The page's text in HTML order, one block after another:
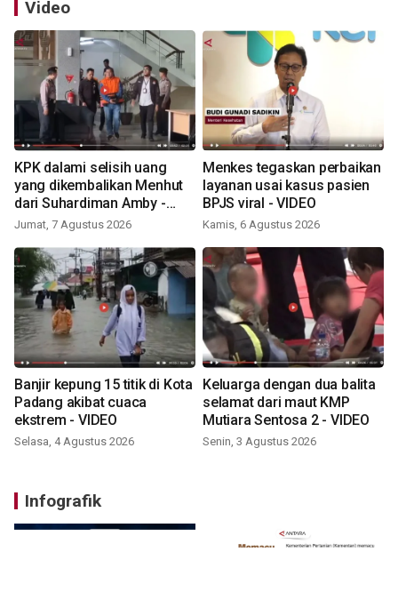
Video
KPK dalami selisih uang
yang dikembalikan Menhut
dari Suhardiman Amby -
VIDEO
Jumat, 7 Agustus 2026
Menkes tegaskan perbaikan
layanan usai kasus pasien
BPJS viral - VIDEO
Kamis, 6 Agustus 2026
Banjir kepung 15 titik di Kota
Padang akibat cuaca
ekstrem - VIDEO
Selasa, 4 Agustus 2026
Keluarga dengan dua balita
selamat dari maut KMP
Mutiara Sentosa 2 - VIDEO
Senin, 3 Agustus 2026
Infografik